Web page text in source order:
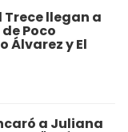
Trece llegan a
Poco
Álvarez y El
a Juliana